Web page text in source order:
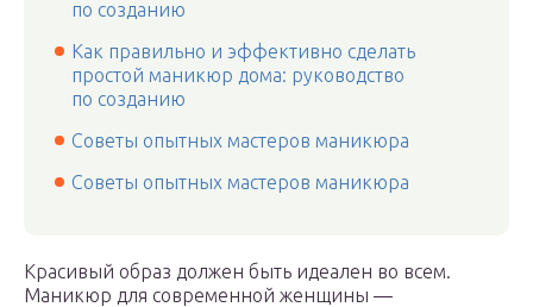
по созданию
Как правильно и эффективно сделать
простой маникюр дома: руководство
по созданию
Советы опытных мастеров маникюра
Советы опытных мастеров маникюра
Красивый образ должен быть идеален во всем.
Маникюр для современной женщины —